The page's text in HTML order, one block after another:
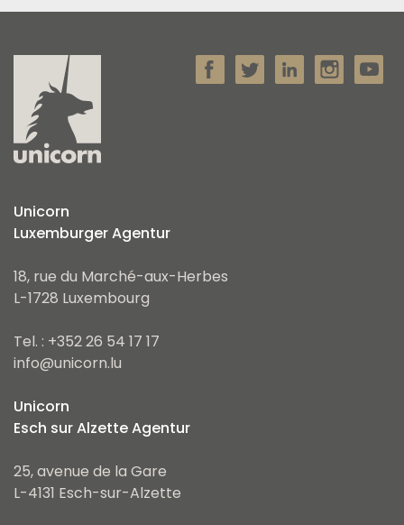
Unicorn
Luxemburger Agentur
18, rue du Marché-aux-Herbes
L-1728 Luxembourg
Tel. : +352 26 54 17 17
info@unicorn.lu
Unicorn
Esch sur Alzette Agentur
25, avenue de la Gare
L-4131 Esch-sur-Alzette